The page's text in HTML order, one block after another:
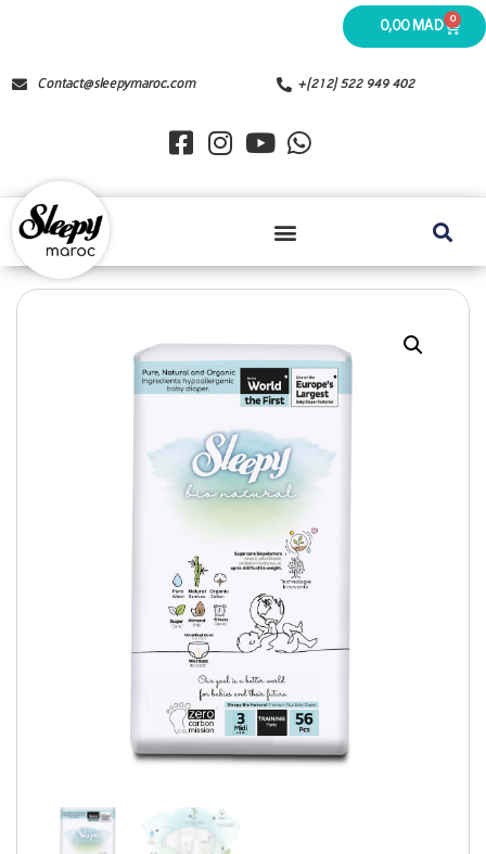
+(212) 522 949 402
Contact@sleepymaroc.com
0,00 MAD 0